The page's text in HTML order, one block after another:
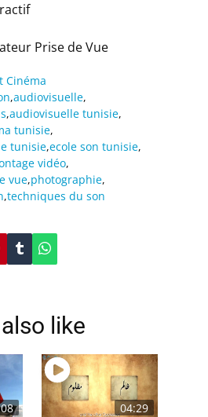
Prise de Vue
Cinéma
,audiovisuelle,
,audiovisuelle tunisie,
tunisie,
tunisie,ecole son tunisie,
vidéo,
vue,photographie,
,techniques du son
like
04:29